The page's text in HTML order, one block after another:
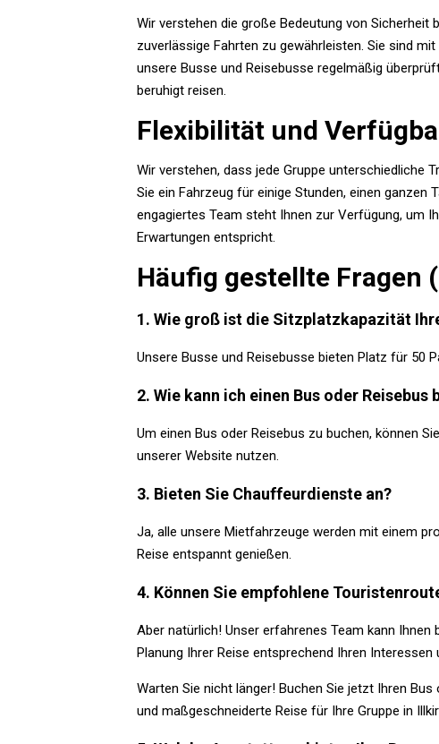
Wir verstehen die große Bedeutung von Sicherheit
zuverlässige Fahrten zu gewährleisten. Sie sind
unsere Busse und Reisebusse regelmäßig
beruhigt reisen.
Flexibilität und
Wir verstehen, dass jede Gruppe unterschiedliche
Sie ein Fahrzeug für einige Stunden, einen
engagiertes Team steht Ihnen zur Verfügung, um
Erwartungen entspricht.
Häufig gestellte Fragen
1. Wie groß ist die Sitzplatzkapazität
Unsere Busse und Reisebusse bieten Platz für 50
2. Wie kann ich einen Bus oder Reisebus
Um einen Bus oder Reisebus zu buchen, können
unserer Website nutzen.
3. Bieten Sie Chauffeurdienste an?
Ja, alle unsere Mietfahrzeuge werden mit einem
Reise entspannt genießen.
4. Können Sie empfohlene
Aber natürlich! Unser erfahrenes Team kann
Planung Ihrer Reise entsprechend Ihren
Warten Sie nicht länger! Buchen Sie jetzt Ihren
und maßgeschneiderte Reise für Ihre Gruppe in